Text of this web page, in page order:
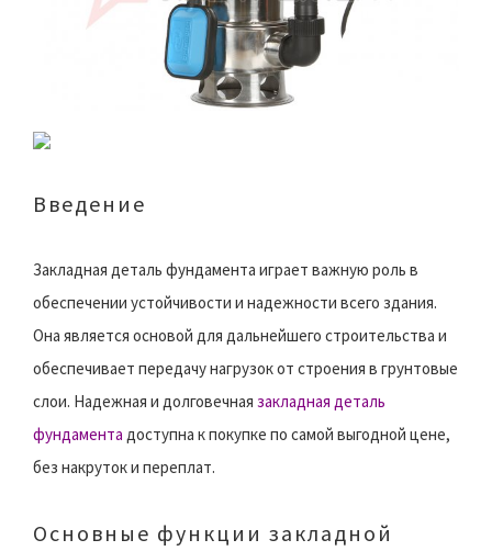
Введение
Закладная деталь фундамента играет важную роль в
обеспечении устойчивости и надежности всего здания.
Она является основой для дальнейшего строительства и
обеспечивает передачу нагрузок от строения в грунтовые
слои. Надежная и долговечная закладная деталь
фундамента доступна к покупке по самой выгодной цене,
без накруток и переплат.
Основные функции закладной